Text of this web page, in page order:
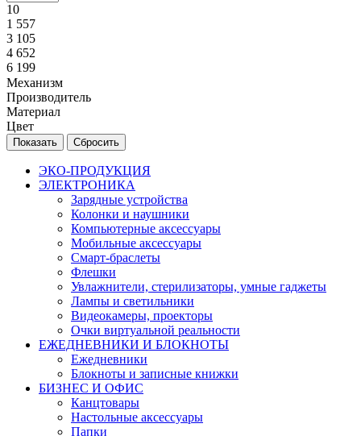
10
1 557
3 105
4 652
6 199
Механизм
Производитель
Материал
Цвет
Сбросить
ЭКО-ПРОДУКЦИЯ
ЭЛЕКТРОНИКА
Зарядные устройства
Колонки и наушники
Компьютерные аксессуары
Мобильные аксессуары
Смарт-браслеты
Флешки
Увлажнители, стерилизаторы, умные гаджеты
Лампы и светильники
Видеокамеры, проекторы
Очки виртуальной реальности
ЕЖЕДНЕВНИКИ И БЛОКНОТЫ
Ежедневники
Блокноты и записные книжки
БИЗНЕС И ОФИС
Канцтовары
Настольные аксессуары
Папки